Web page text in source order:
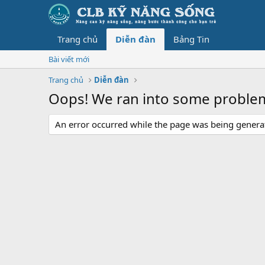
Trang chủ Diễn đàn Bảng Tin
Bài viết mới
Trang chủ
Diễn đàn
Oops! We ran into some
An error occurred while the page was being